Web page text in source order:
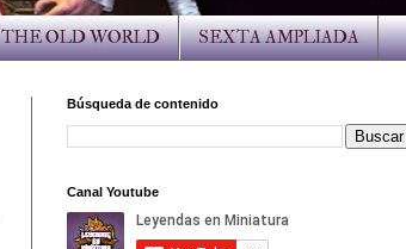
THE OLD WORLD SEXTA AMPLIADA
Búsqueda de contenido
Canal Youtube